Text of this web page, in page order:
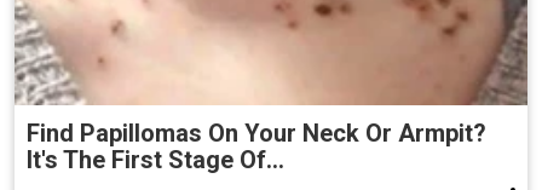
Find Papillomas On Your Neck Or Armpit?
It's The First Stage Of...